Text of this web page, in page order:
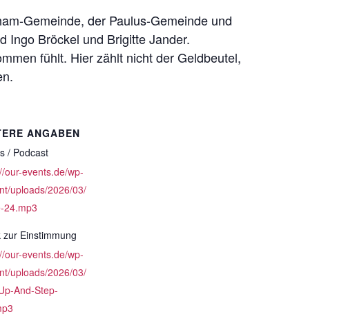
Gemeinde, der Paulus-Gemeinde und
Ingo Bröckel und Brigitte Jander.
fühlt. Hier zählt nicht der Geldbeutel,
ANGABEN
/ Podcast
our-events.de/wp-
uploads/2026/03/
24.mp3
zur Einstimmung
our-events.de/wp-
uploads/2026/03/
And-Step-